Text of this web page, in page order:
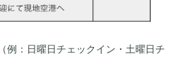
例：日曜日チェックイン・土曜日チ